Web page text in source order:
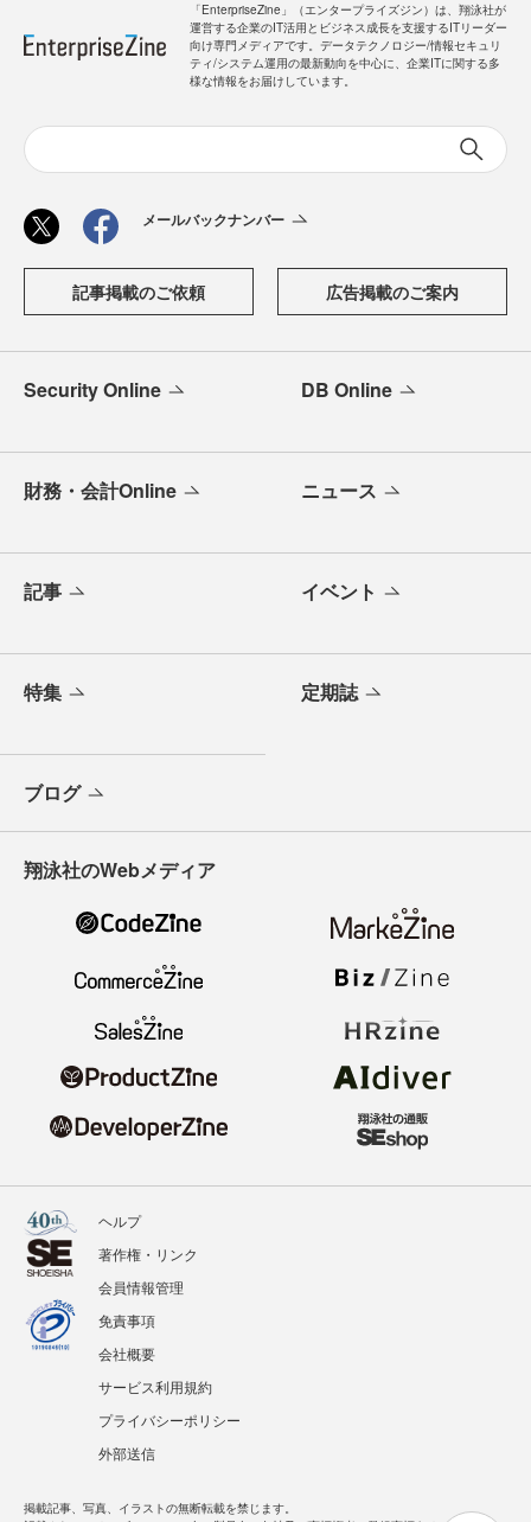
「EnterpriseZine」（エンタープライズジン）は、翔泳社が
運営する企業のIT活用とビジネス成長を支援するITリーダー
向け専門メディアです。データテクノロジー/情報セキュリ
ティ/システム運用の最新動向を中心に、企業ITに関する多
様な情報をお届けしています。
メールバックナンバー
記事掲載のご依頼 広告掲載のご案内
Security Online DB Online
財務・会計Online ニュース
記事 イベント
特集 定期誌
ブログ
翔泳社のWebメディア
ヘルプ
著作権・リンク
会員情報管理
免責事項
会社概要
サービス利用規約
プライバシーポリシー
外部送信
掲載記事、写真、イラストの無断転載を禁じます。